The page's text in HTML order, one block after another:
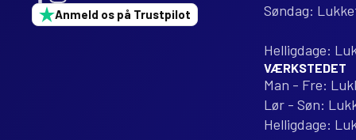
Anmeld os på Trustpilot
Søndag:
Helligdage:
VÆRKSTEDET
Man - Fre:
Lør - Søn:
Helligdage: